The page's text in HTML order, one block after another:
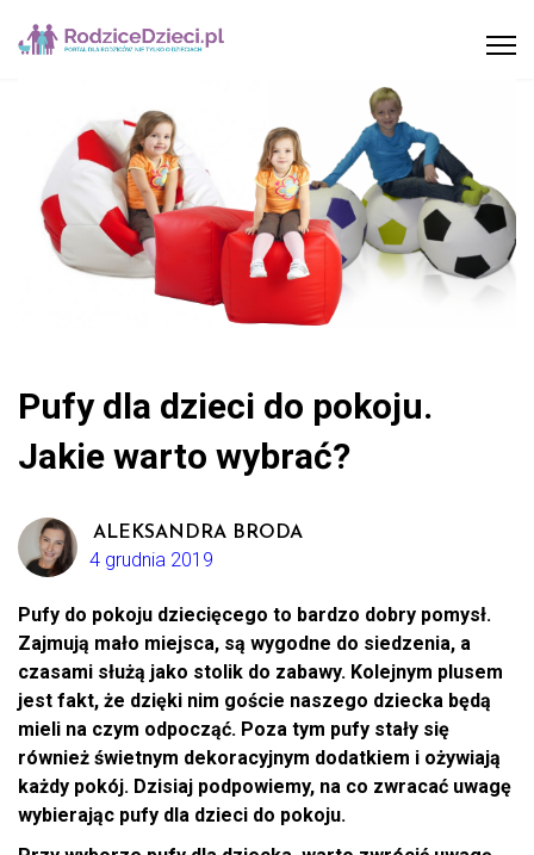
Pufy dla dzieci do pokoju.
Jakie warto wybrać?
ALEKSANDRA BRODA
4 grudnia 2019
Pufy do pokoju dziecięcego to bardzo dobry pomysł.
Zajmują mało miejsca, są wygodne do siedzenia, a
czasami służą jako stolik do zabawy. Kolejnym plusem
jest fakt, że dzięki nim goście naszego dziecka będą
mieli na czym odpocząć. Poza tym pufy stały się
również świetnym dekoracyjnym dodatkiem i ożywiają
każdy pokój. Dzisiaj podpowiemy, na co zwracać uwagę
wybierając pufy dla dzieci do pokoju.